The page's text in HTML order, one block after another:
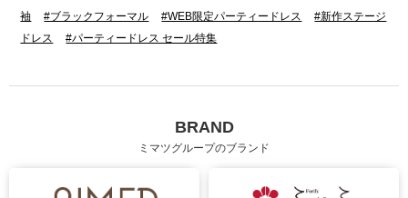
袖
#ブラックフォーマル #WEB限定パーティードレス
#新作ステージ
ドレス
#パーティードレス セール特集
BRAND
ミマツグループのブランド